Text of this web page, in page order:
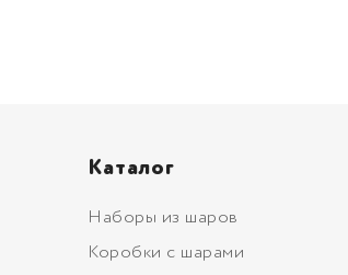
Каталог
Наборы из шаров
Коробки с шарами